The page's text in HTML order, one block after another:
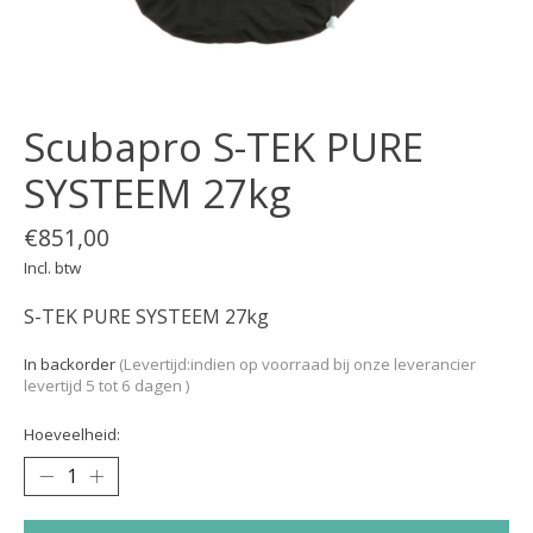
Scubapro S-TEK PURE
SYSTEEM 27kg
€851,00
Incl. btw
S-TEK PURE SYSTEEM 27kg
In backorder (Levertijd:indien op voorraad bij onze leverancier
levertijd 5 tot 6 dagen )
Hoeveelheid: